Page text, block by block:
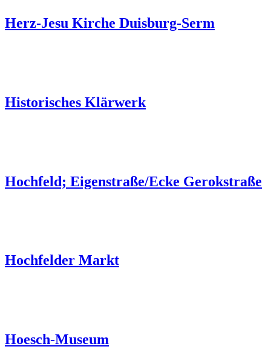
Herz-Jesu Kirche Duisburg-Serm
Historisches Klärwerk
Hochfeld; Eigenstraße/Ecke Gerokstraße
Hochfelder Markt
Hoesch-Museum